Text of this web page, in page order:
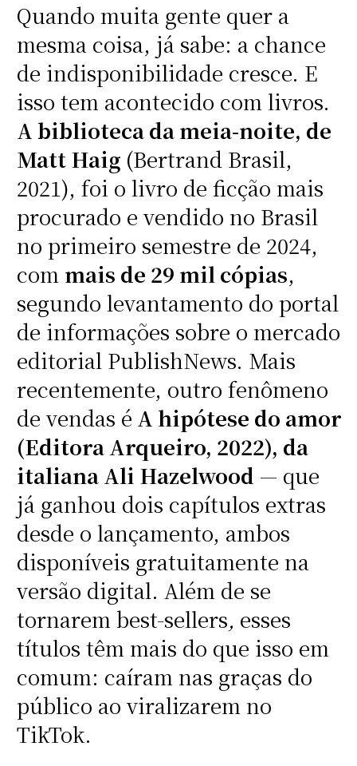
Quando muita gente quer a
mesma coisa, já sabe: a chance
de indisponibilidade cresce. E
isso tem acontecido com livros.
A biblioteca da meia-noite, de
Matt Haig (Bertrand Brasil,
2021), foi o livro de ficção mais
procurado e vendido no Brasil
no primeiro semestre de 2024,
com mais de 29 mil cópias,
segundo levantamento do portal
de informações sobre o mercado
editorial PublishNews. Mais
recentemente, outro fenômeno
de vendas é A hipótese do amor
(Editora Arqueiro, 2022), da
italiana Ali Hazelwood — que
já ganhou dois capítulos extras
desde o lançamento, ambos
disponíveis gratuitamente na
versão digital. Além de se
tornarem best-sellers, esses
títulos têm mais do que isso em
comum: caíram nas graças do
público ao viralizarem no
TikTok.